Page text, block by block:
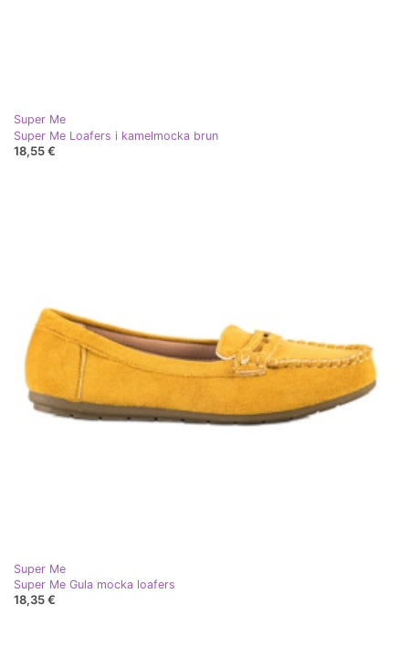
Super Me
Super Me Loafers i kamelmocka brun
18,55 €
Super Me
Super Me Gula mocka loafers
18,35 €